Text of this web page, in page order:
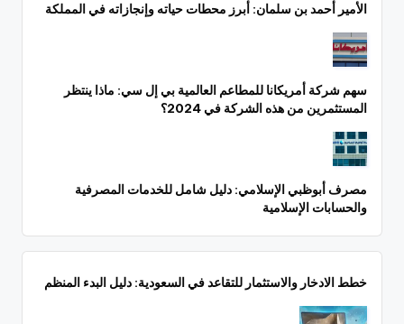
الأمير أحمد بن سلمان: أبرز محطات حياته وإنجازاته في المملكة
سهم شركة أمريكانا للمطاعم العالمية بي إل سي: ماذا ينتظر
المستثمرين من هذه الشركة في 2024؟
مصرف أبوظبي الإسلامي: دليل شامل للخدمات المصرفية
والحسابات الإسلامية
خطط الادخار والاستثمار للتقاعد في السعودية: دليل البدء المنظم